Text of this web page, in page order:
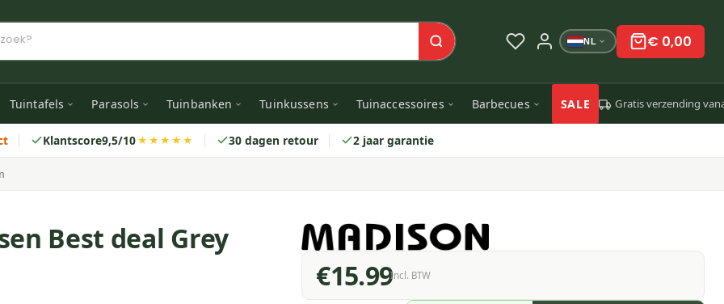
NL € 0,00
Tuintafels Parasols Tuinbanken Tuinkussens Tuinaccessoires Barbecues SALE Gratis verzending
Klantscore9,5/10★★★★★ 30 dagen retour 2 jaar garantie
Best deal Grey
€15.99Incl. BTW